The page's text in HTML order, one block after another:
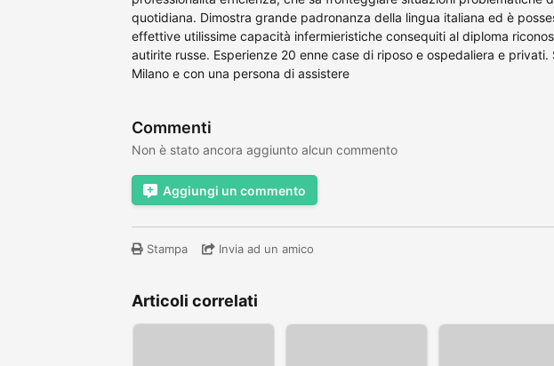
quotidiana. Dimostra grande padronanza della lingua italiana ed è
effettive utilissime capacità infermieristiche consequiti al diploma
autirite russe. Esperienze 20 enne case di riposo e ospedaliera e privati.
Milano e con una persona di assistere
Commenti
Non è stato ancora aggiunto alcun commento
Aggiungi un commento
Stampa Invia ad un amico
Articoli correlati